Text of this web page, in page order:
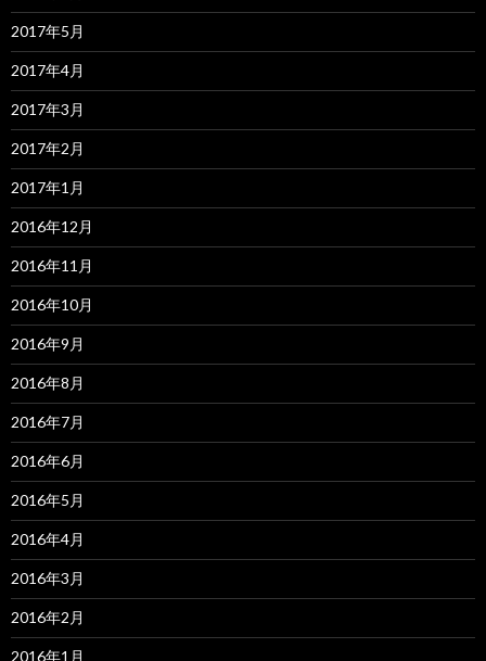
2017年5月
2017年4月
2017年3月
2017年2月
2017年1月
2016年12月
2016年11月
2016年10月
2016年9月
2016年8月
2016年7月
2016年6月
2016年5月
2016年4月
2016年3月
2016年2月
2016年1月